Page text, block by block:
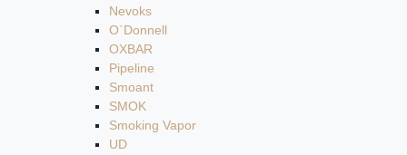
Nevoks
O`Donnell
OXBAR
Pipeline
Smoant
SMOK
Smoking Vapor
UD